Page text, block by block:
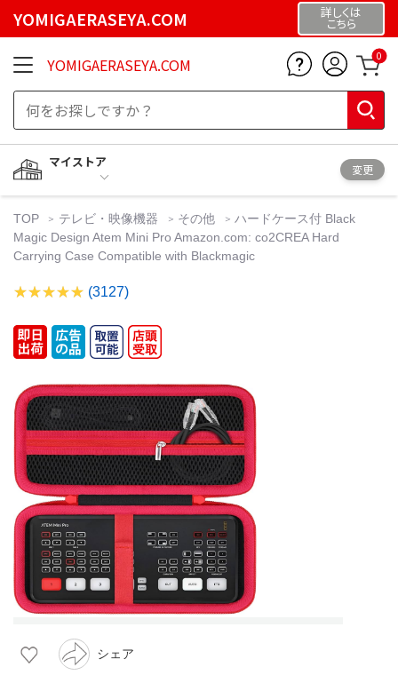
YOMIGAERASEYA.COM 詳しくは
こちら
YOMIGAERASEYA.COM 0
マイストア
変更
TOP テレビ・映像機器 その他
ハードケース付 Black
Magic Design Atem Mini Pro Amazon.com: co2CREA Hard
Carrying Case Compatible with Blackmagic
(3127)
シェア